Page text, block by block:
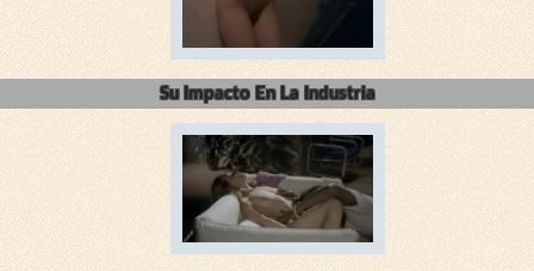
Su Impacto En La Industria